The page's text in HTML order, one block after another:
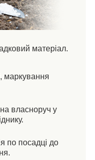
матеріал.
маркування
власноруч у
по посадці до